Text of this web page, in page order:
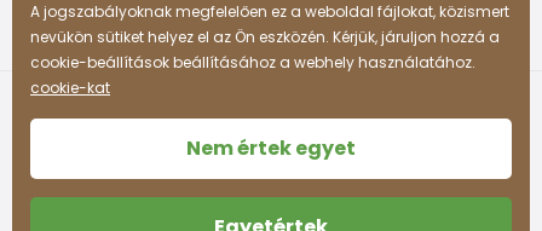
A jogszabályoknak megfelelően ez a weboldal fájlokat, közismert
nevükön sütiket helyez el az Ön eszközén. Kérjük, járuljon hozzá a
cookie-beállítások beállításához a webhely használatához.
cookie-kat
Nem értek egyet